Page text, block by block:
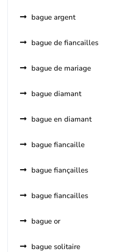
bague argent
bague de fiancailles
bague de mariage
bague diamant
bague en diamant
bague fiancaille
bague fiançailles
bague fiancailles
bague or
bague solitaire